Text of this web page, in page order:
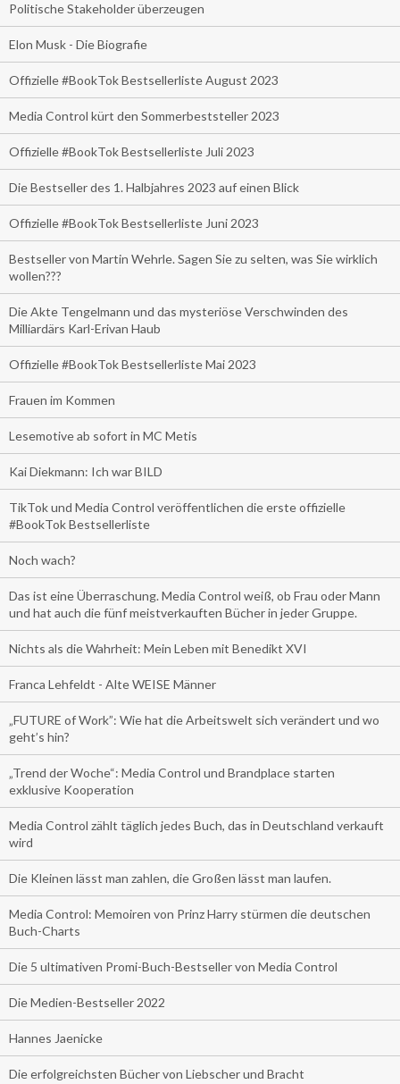
Politische Stakeholder überzeugen
Elon Musk - Die Biografie
Offizielle #BookTok Bestsellerliste August 2023
Media Control kürt den Sommerbeststeller 2023
Offizielle #BookTok Bestsellerliste Juli 2023
Die Bestseller des 1. Halbjahres 2023 auf einen Blick
Offizielle #BookTok Bestsellerliste Juni 2023
Bestseller von Martin Wehrle. Sagen Sie zu selten, was Sie wirklich
wollen???
Die Akte Tengelmann und das mysteriöse Verschwinden des
Milliardärs Karl-Erivan Haub
Offizielle #BookTok Bestsellerliste Mai 2023
Frauen im Kommen
Lesemotive ab sofort in MC Metis
Kai Diekmann: Ich war BILD
TikTok und Media Control veröffentlichen die erste offizielle
#BookTok Bestsellerliste
Noch wach?
Das ist eine Überraschung. Media Control weiß, ob Frau oder Mann
und hat auch die fünf meistverkauften Bücher in jeder Gruppe.
Nichts als die Wahrheit: Mein Leben mit Benedikt XVI
Franca Lehfeldt - Alte WEISE Männer
„FUTURE of Work”: Wie hat die Arbeitswelt sich verändert und wo
geht’s hin?
„Trend der Woche“: Media Control und Brandplace starten
exklusive Kooperation
Media Control zählt täglich jedes Buch, das in Deutschland verkauft
wird
Die Kleinen lässt man zahlen, die Großen lässt man laufen.
Media Control: Memoiren von Prinz Harry stürmen die deutschen
Buch-Charts
Die 5 ultimativen Promi-Buch-Bestseller von Media Control
Die Medien-Bestseller 2022
Hannes Jaenicke
Die erfolgreichsten Bücher von Liebscher und Bracht